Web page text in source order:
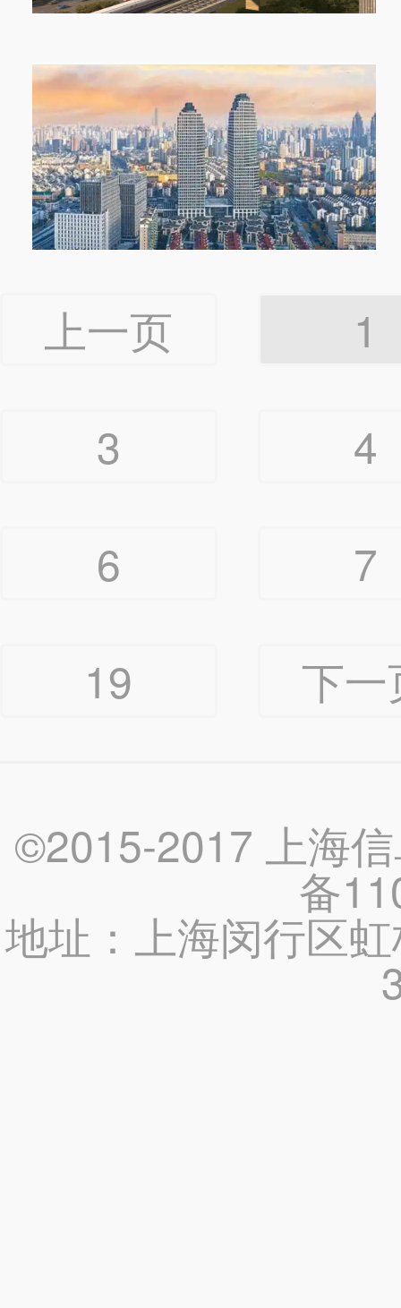
上一页
1
3
4
6
7
19
下一
©2015-2017 上海
备
地址：上海闵行区